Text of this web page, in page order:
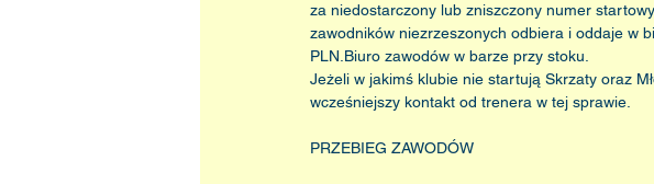
za niedostarczony lub zniszczony numer
zawodników niezrzeszonych odbiera i oddaje w
PLN.Biuro zawodów w barze przy stoku.
Jeżeli w jakimś klubie nie startują Skrzaty oraz
wcześniejszy kontakt od trenera w tej sprawie.
PRZEBIEG ZAWODÓW